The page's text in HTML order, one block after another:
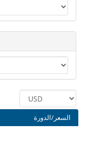
السعر/الدورة